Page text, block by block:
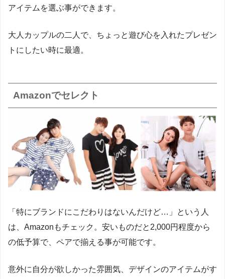
アイテムを選ぶ事ができます。
大人カップルの二人で、ちょっと遊び心を入れたプレゼン
トにしたい時に最適。
Amazonでセレクト
「特にブランドにこだわりはないんだけど…」という人
は、Amazonもチェック。安いものだと2,000円程度から
の低予算で、ペアで揃える事が可能です。
意外に自分が欲しかった雰囲気、デザインのアイテムがす